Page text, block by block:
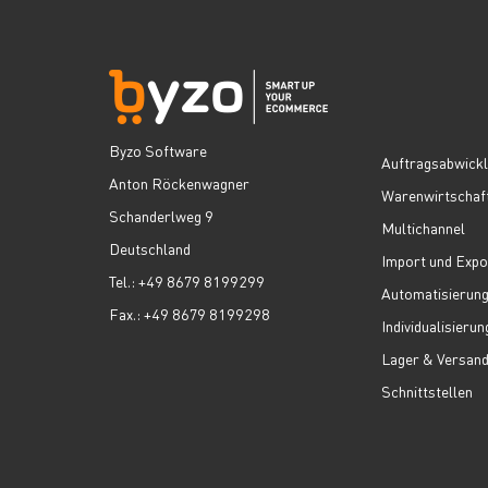
Byzo Software
Anton Röckenwagner
Schanderlweg 9
Deutschland
Tel.: +49 8679 8199299
Fax.: +49 8679 8199298
Multichannel
Import und
Lager & Versand
Schnittstellen